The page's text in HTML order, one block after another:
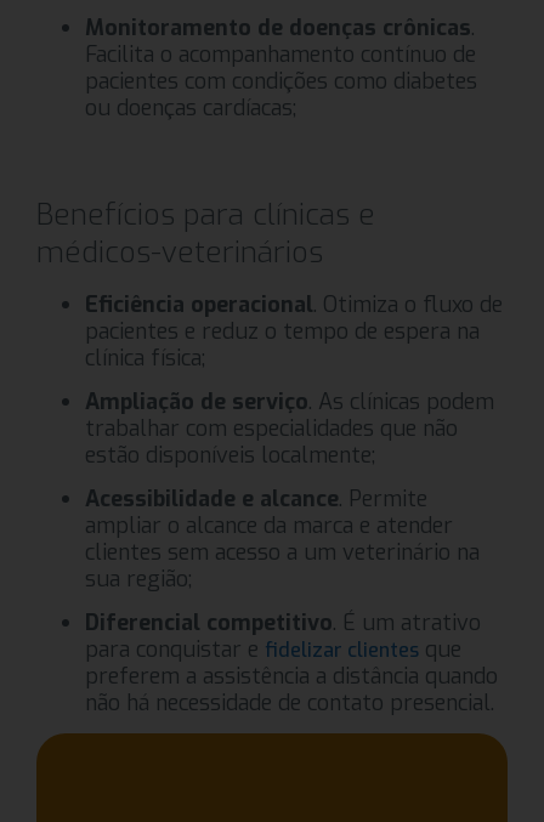
Monitoramento de doenças crônicas.
Facilita o acompanhamento contínuo de
pacientes com condições como diabetes
ou doenças cardíacas;
Benefícios para clínicas e
médicos-veterinários
Eficiência operacional. Otimiza o fluxo de
pacientes e reduz o tempo de espera na
clínica física;
Ampliação de serviço. As clínicas podem
trabalhar com especialidades que não
estão disponíveis localmente;
Acessibilidade e alcance. Permite
ampliar o alcance da marca e atender
clientes sem acesso a um veterinário na
sua região;
Diferencial competitivo. É um atrativo
para conquistar e fidelizar clientes que
preferem a assistência a distância quando
não há necessidade de contato presencial.